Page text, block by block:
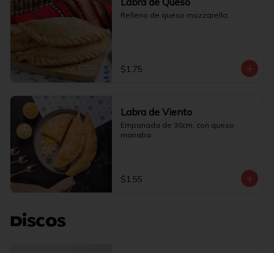
Relleno de queso mozzarella.
$1.75
Labra de Viento
Empanada de 30cm, con queso
manaba
$1.55
Discos